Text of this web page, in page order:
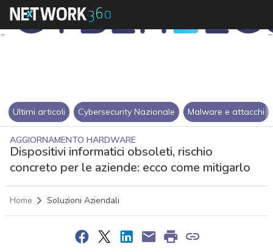
Ultimi articoli Cybersecurity Nazionale Malware e attacchi
AGGIORNAMENTO HARDWARE
Dispositivi informatici obsoleti, rischio
concreto per le aziende: ecco come mitigarlo
Home Soluzioni Aziendali